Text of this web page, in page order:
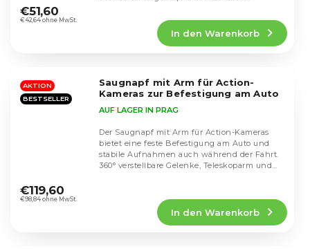
durchschnittliche
Produktbewertung
Sternen.
€42,64 ohne MwSt.
€51,60
In den Warenkorb
AKTION
BESTSELLER
Saugnapf mit Arm für Action-
Kameras zur Befestigung am Auto
durchschnittliche
Produktbewertung
AUF LAGER IN PRAG
€98,84 ohne MwSt.
€119,60
In den Warenkorb
Der Saugnapf mit Arm für Action-Kameras
bietet eine feste Befestigung am Auto und
stabile Aufnahmen auch während der Fahrt.
360° verstellbare Gelenke, Teleskoparm und